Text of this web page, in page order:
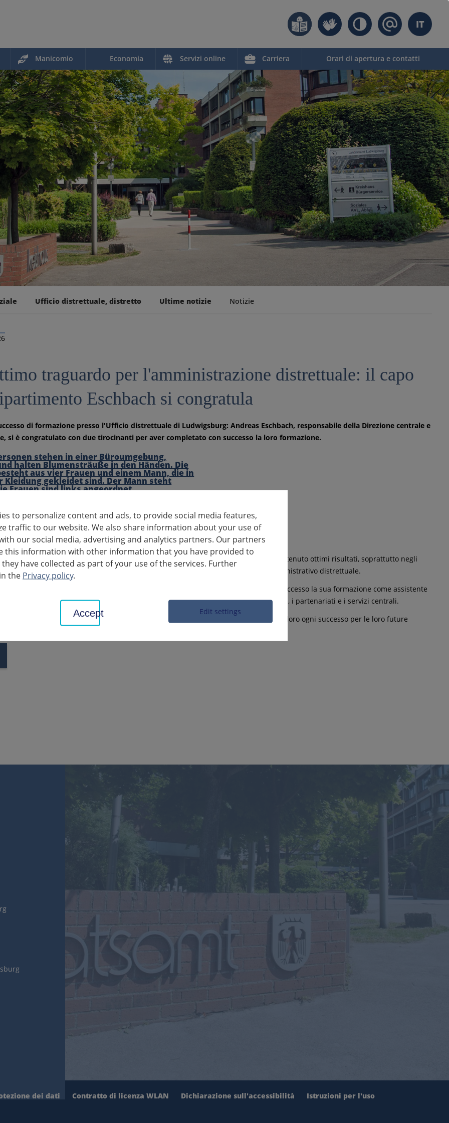
IT
Manicomio Economia Servizi online Carriera Orari di apertura e contatti
Ufficio distrettuale, distretto Ultime notizie Notizie
traguardo per l'amministrazione distrettuale: il capo
Eschbach si congratula
di formazione presso l'Ufficio distrettuale di Ludwigsburg: Andreas Eschbach, responsabile della Direzione centrale e
si è congratulato con due tirocinanti per aver completato con successo la loro formazione.
Ina Stiefelhagen, la responsabile della formazione
con le diplomate Gabriella e Sarah e il capo
Andreas Eschbach (Ufficio distrettuale di Ludwigsburg).
completato con successo la sua formazione come assistente amministrativa e ha ottenuto ottimi risultati, soprattutto negli
In futuro lavorerà nel settore della contabilità dei salari e rimarrà nell'ufficio amministrativo distrettuale.
ha ottenuto il massimo dei voti nella parte orale dell'esame e ha completato con successo la sua formazione come assistente
Ora sarà impiegata nel suo settore preferito dell'ufficio del consiglio distrettuale, i partenariati e i servizi centrali.
Eschbach ha riconosciuto i risultati ottenuti dai due laureati e ha augurato loro ogni successo per le loro future
dei dati Contratto di licenza WLAN Dichiarazione sull'accessibilità
Istruzioni per l'uso
to personalize content and ads, to provide social media features,
traffic to our website. We also share information about your use of
our social media, advertising and analytics partners. Our partners
this information with other information that you have provided to
have collected as part of your use of the services. Further
the Privacy policy.
Edit settings
Accept